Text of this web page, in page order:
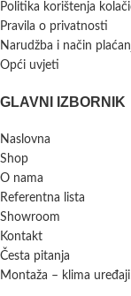
Politika korištenja
Pravila o privatnosti
Narudžba i način
Opći uvjeti
GLAVNI IZBORNIK
Naslovna
Shop
O nama
Referentna lista
Showroom
Kontakt
Česta pitanja
Montaža – klima